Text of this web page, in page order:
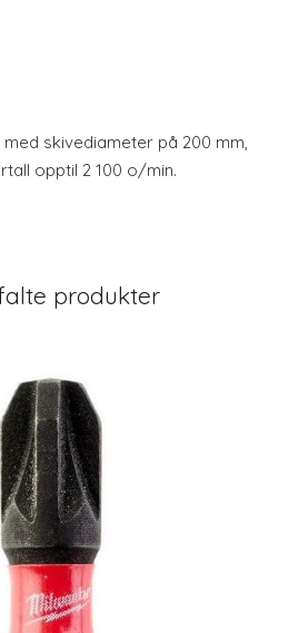
med skivediameter på 200 mm,
opptil 2 100 o/min.
produkter